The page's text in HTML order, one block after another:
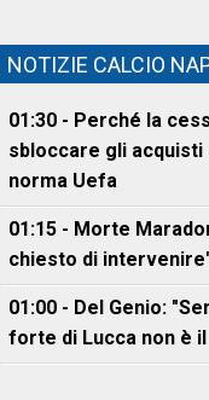
NOTIZIE CALCIO
01:30 - Perché la
sbloccare gli acquisti
norma Uefa
01:15 - Morte
chiesto di
01:00 - Del Genio:
forte di Lucca non è